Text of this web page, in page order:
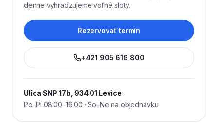
denne vyhradzujeme voľné sloty.
Rezervovať termín
+421 905 616 800
Ulica SNP 17b, 934 01 Levice
Po–Pi 08:00–16:00 · So–Ne na objednávku